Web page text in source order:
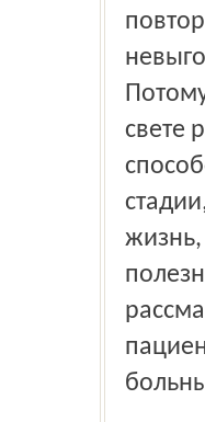
свете
жизнь,